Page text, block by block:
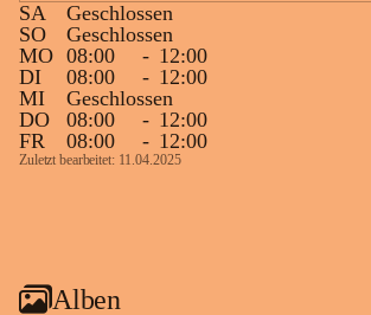
SA
Geschlossen
SO
Geschlossen
MO 08:00 - 12:00
DI
08:00 - 12:00
MI
Geschlossen
DO
08:00 - 12:00
FR
08:00 - 12:00
Zuletzt bearbeitet: 11.04.2025
Alben